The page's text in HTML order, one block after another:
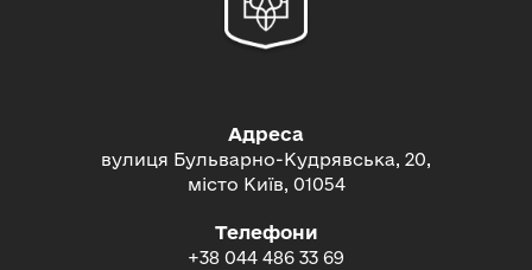
Адреса
вулиця Бульварно-Кудрявська, 20,
місто Київ, 01054
Телефони
+38 044 486 33 69